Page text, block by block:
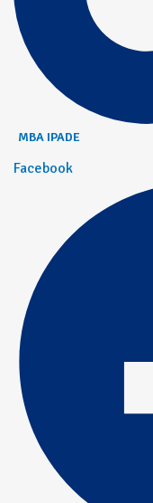
MBA IPADE
Facebook